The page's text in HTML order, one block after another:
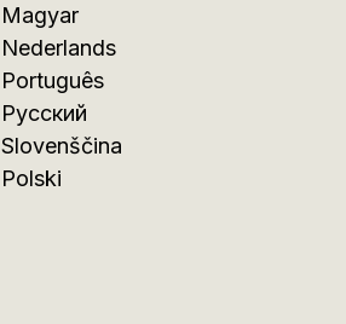
Magyar
Nederlands
Português
Русский
Slovenščina
Polski